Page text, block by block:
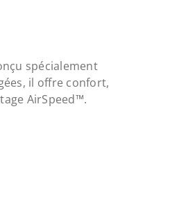
spécialement
il offre confort,
AirSpeed™.